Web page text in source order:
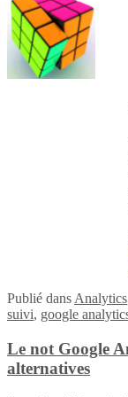
Publié dans Analytics
suivi, google
Le not Google
alternatives